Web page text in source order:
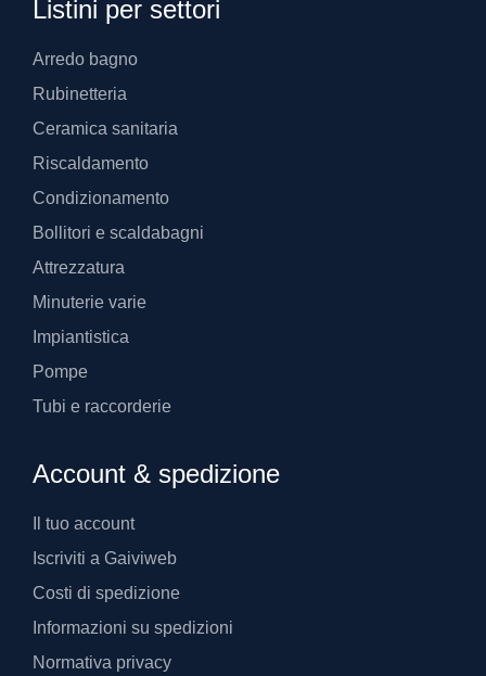
Listini per settori
Arredo bagno
Rubinetteria
Ceramica sanitaria
Riscaldamento
Condizionamento
Bollitori e scaldabagni
Attrezzatura
Minuterie varie
Impiantistica
Pompe
Tubi e raccorderie
Account & spedizione
Il tuo account
Iscriviti a Gaiviweb
Costi di spedizione
Informazioni su spedizioni
Normativa privacy